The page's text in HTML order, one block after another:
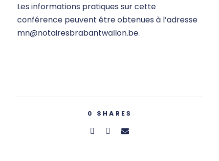
Les informations pratiques sur cette
conférence peuvent être obtenues à l’adresse
mn@notairesbrabantwallon.be.
0 SHARES